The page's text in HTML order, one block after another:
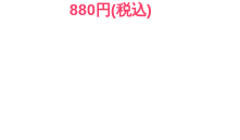
880円(税込)